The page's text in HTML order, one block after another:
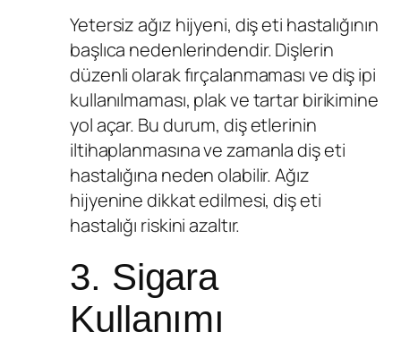
Yetersiz ağız hijyeni, diş eti hastalığının
başlıca nedenlerindendir. Dişlerin
düzenli olarak fırçalanmaması ve diş ipi
kullanılmaması, plak ve tartar birikimine
yol açar. Bu durum, diş etlerinin
iltihaplanmasına ve zamanla diş eti
hastalığına neden olabilir. Ağız
hijyenine dikkat edilmesi, diş eti
hastalığı riskini azaltır.
3. Sigara
Kullanımı